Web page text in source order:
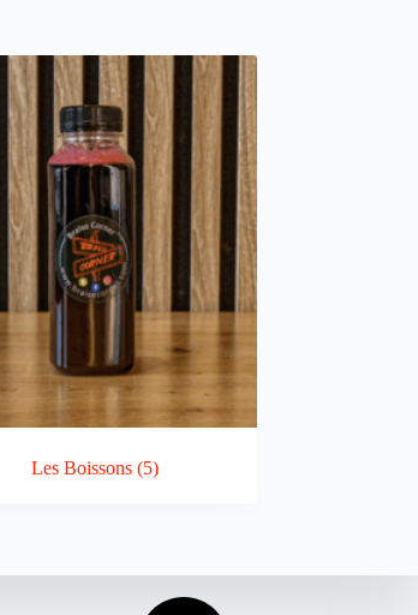
Les Boissons (5)